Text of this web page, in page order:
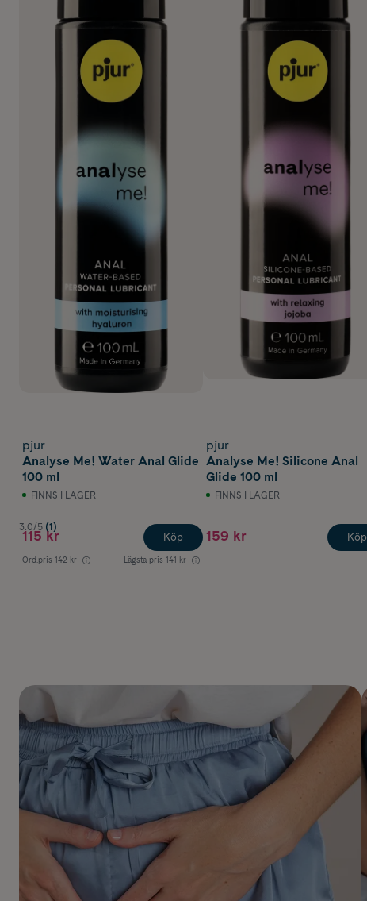
pjur
Analyse Me! Water Anal Glide
100 ml
FINNS I LAGER
3.0/5 (1)
115 kr
Ord.pris 142 kr Lägsta pris 141 kr
Köp
pjur
Analyse Me! Silicone Anal
Glide 100 ml
FINNS I LAGER
159 kr Köp